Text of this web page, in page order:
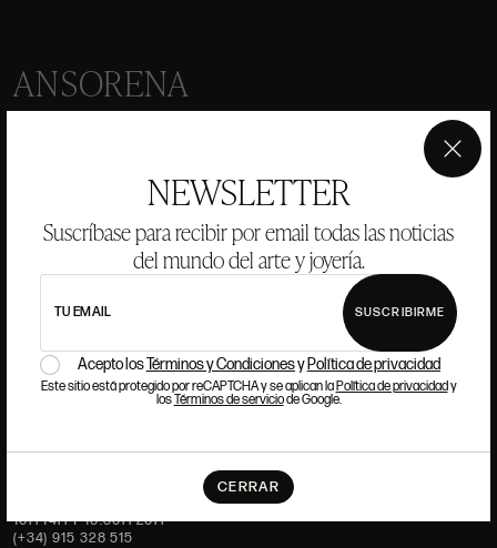
NEWSLETTER
Suscríbase para recibir por email todas las noticias
del mundo del arte y joyería.
TU EMAIL SUSCRIBIRME
Acepto losTérminos y Condicionesy Política de privacidad
Este sitio está protegido por reCAPTCHA y se aplican laPolítica de privacidady
losTérminos de serviciode Google.
CERRAR
×
ANSORENA
SUBASTAS
VALORACIONES
CONTACTO
DÓNDE ESTAMOS
10H-14H Y 16:30H-20H
(+34) 915 328 515